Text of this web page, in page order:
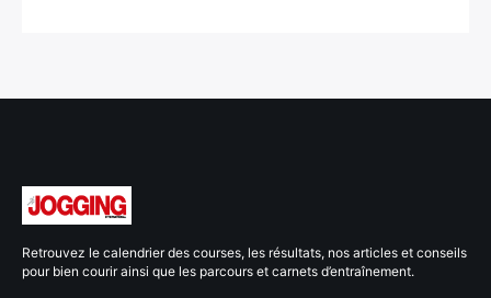
Retrouvez le calendrier des courses, les résultats, nos articles et conseils
pour bien courir ainsi que les parcours et carnets d’entraînement.